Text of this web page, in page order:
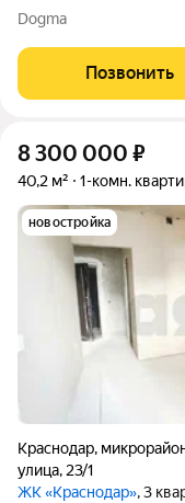
40.3 кв.м., на 5 этаже.
класса. Никогда
краснодарской
Dogma
Позвонить
8 300 000 ₽
40,2 м² 1-комн.
новостройка
Краснодар,
улица, 23/1
ЖК «Краснодар», 3